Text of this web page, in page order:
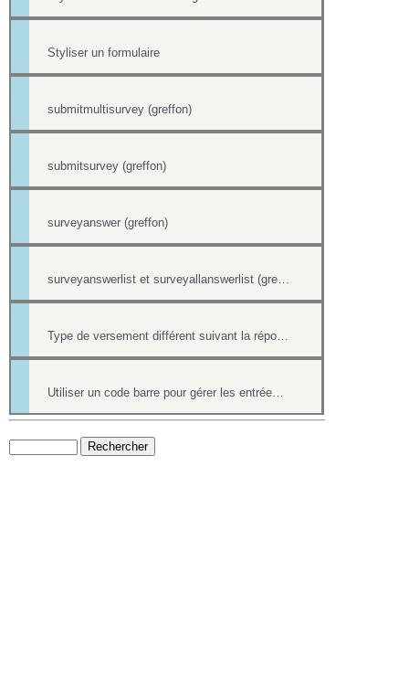
Styliser un formulaire
submitmultisurvey (greffon)
submitsurvey (greffon)
surveyanswer (greffon)
surveyanswerlist et surveyallanswerlist (greffons)
Type de versement différent suivant la réponse à une question d'un formulaire
Utiliser un code barre pour gérer les entrées à ses événements